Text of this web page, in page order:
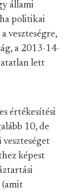
állami
politikai
veszteségre,
a 2013-14-
lett
értékesítési
10, de
képest
(amit